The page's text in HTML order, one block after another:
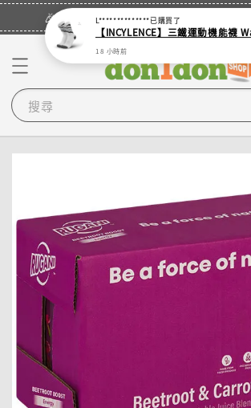
🎉登入會員・領取您的專屬折扣券！
搜尋
L**************已購買了
18 小時前